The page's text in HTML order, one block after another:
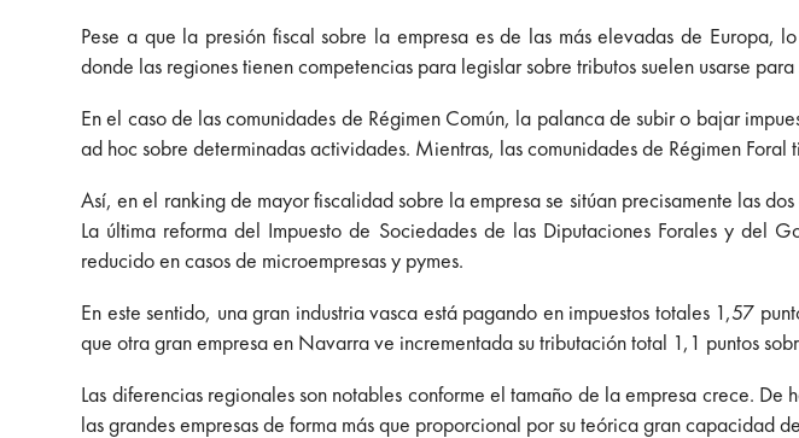
Pese a que la presión fiscal sobre la empresa es de las más elevadas de Europa,
donde las regiones tienen competencias para legislar sobre tributos suelen usarse para
En el caso de las comunidades de Régimen Común, la palanca de subir o bajar
ad hoc sobre determinadas actividades. Mientras, las comunidades de Régimen
Así, en el ranking de mayor fiscalidad sobre la empresa se sitúan precisamente las
La última reforma del Impuesto de Sociedades de las Diputaciones Forales y
reducido en casos de microempresas y pymes.
En este sentido, una gran industria vasca está pagando en impuestos totales 1,57
que otra gran empresa en Navarra ve incrementada su tributación total 1,1 puntos
Las diferencias regionales son notables conforme el tamaño de la empresa crece.
las grandes empresas de forma más que proporcional por su teórica gran capacidad